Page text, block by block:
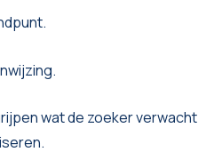
wat de zoeker verwacht